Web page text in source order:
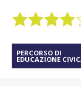
PERCORSO DI
EDUCAZIONE